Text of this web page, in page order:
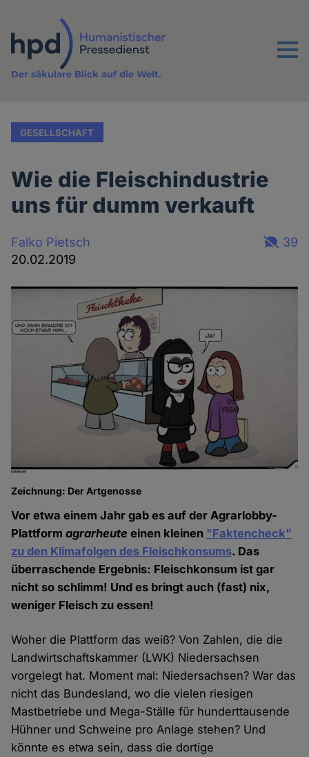
Inhalt
Menu
Der säkulare Blick auf die Welt.
GESELLSCHAFT
Wie die Fleischindustrie
uns für dumm verkauft
Falko Pietsch
20.02.2019
39
Zeichnung: Der Artgenosse
Vor etwa einem Jahr gab es auf der Agrarlobby-
Plattformagrarheute einen kleinen "Faktencheck"
zu den Klimafolgen des Fleischkonsums. Das
überraschende Ergebnis: Fleischkonsum ist gar
nicht so schlimm! Und es bringt auch (fast) nix,
weniger Fleisch zu essen!
Woher die Plattform das weiß? Von Zahlen, die die
Landwirtschaftskammer (LWK) Niedersachsen
vorgelegt hat. Moment mal: Niedersachsen? War das
nicht das Bundesland, wo die vielen riesigen
Mastbetriebe und Mega-Ställe für hunderttausende
Hühner und Schweine pro Anlage stehen? Und
könnte es etwa sein, dass die dortige